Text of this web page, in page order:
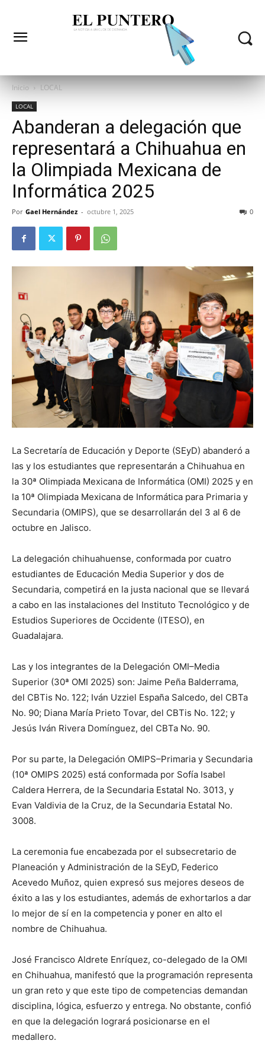
Inicio LOCAL
LOCAL
Abanderan a delegación que
representará a Chihuahua en
la Olimpiada Mexicana de
Informática 2025
Por Gael Hernández - octubre 1, 2025 0
La Secretaría de Educación y Deporte (SEyD) abanderó a
las y los estudiantes que representarán a Chihuahua en
la 30ª Olimpiada Mexicana de Informática (OMI) 2025 y en
la 10ª Olimpiada Mexicana de Informática para Primaria y
Secundaria (OMIPS), que se desarrollarán del 3 al 6 de
octubre en Jalisco.
La delegación chihuahuense, conformada por cuatro
estudiantes de Educación Media Superior y dos de
Secundaria, competirá en la justa nacional que se llevará
a cabo en las instalaciones del Instituto Tecnológico y de
Estudios Superiores de Occidente (ITESO), en
Guadalajara.
Las y los integrantes de la Delegación OMI–Media
Superior (30ª OMI 2025) son: Jaime Peña Balderrama,
del CBTis No. 122; Iván Uzziel España Salcedo, del CBTa
No. 90; Diana María Prieto Tovar, del CBTis No. 122; y
Jesús Iván Rivera Domínguez, del CBTa No. 90.
Por su parte, la Delegación OMIPS–Primaria y Secundaria
(10ª OMIPS 2025) está conformada por Sofía Isabel
Caldera Herrera, de la Secundaria Estatal No. 3013, y
Evan Valdivia de la Cruz, de la Secundaria Estatal No.
3008.
La ceremonia fue encabezada por el subsecretario de
Planeación y Administración de la SEyD, Federico
Acevedo Muñoz, quien expresó sus mejores deseos de
éxito a las y los estudiantes, además de exhortarlos a dar
lo mejor de sí en la competencia y poner en alto el
nombre de Chihuahua.
José Francisco Aldrete Enríquez, co-delegado de la OMI
en Chihuahua, manifestó que la programación representa
un gran reto y que este tipo de competencias demandan
disciplina, lógica, esfuerzo y entrega. No obstante, confió
en que la delegación logrará posicionarse en el
medallero.